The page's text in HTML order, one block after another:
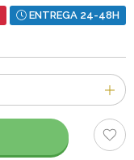
ENTREGA 24-48H